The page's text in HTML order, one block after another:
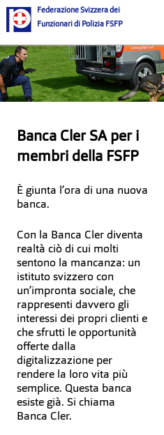
Federazione Svizzera dei
Funzionari di Polizia FSFP
Banca Cler SA per i
membri della FSFP
È giunta l’ora di una nuova
banca.
Con la Banca Cler diventa
realtà ciò di cui molti
sentono la mancanza: un
istituto svizzero con
un’impronta sociale, che
rappresenti davvero gli
interessi dei propri clienti e
che sfrutti le opportunità
offerte dalla
digitalizzazione per
rendere la loro vita più
semplice. Questa banca
esiste già. Si chiama
Banca Cler.